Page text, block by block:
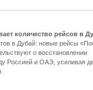
количество рейсов в
в Дубай: новые рейсы
о восстановлении
Россией и ОАЭ, усиливая